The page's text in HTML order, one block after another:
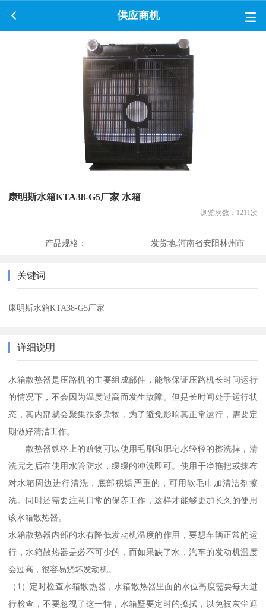
供应商机
康明斯水箱KTA38-G5厂家 水箱
浏览次数： 1211 次
产品规格： 发货地:河南省安阳林州市
关键词
康明斯水箱KTA38-G5厂家
详细说明
水箱散热器是压路机的主要组成部件，能够保证压路机长时间运行
的情况下，不会因为温度过高而发生故障。但是长时间处于运行状
态，其内部就会聚集很多杂物，为了避免影响其正常运行，需要定
期做好清洁工作。
散热器铁格上的赃物可以使用毛刷和肥皂水轻轻的擦洗掉，清
洗完之后在使用水管防水，缓缓的冲洗即可。使用干净拖把或抹布
对水箱周边进行清洗，底部积垢严重的，可用软毛巾加清洁剂擦
洗。同时还需要注意日常的保养工作，这样才能够更加长久的使用
该水箱散热器。
水箱散热器内部的水有降低发动机温度的作用，要想车辆正常的运
行，水箱散热器是必不可少的，而如果缺了水，汽车的发动机温度
会过高，很容易烧坏发动机。
（1）定时检查水箱散热器，水箱散热器里面的水位高度需要每天进
行检查，不要忽视了这一特，水箱壁要定时的擦拭，以免被灰尘遮